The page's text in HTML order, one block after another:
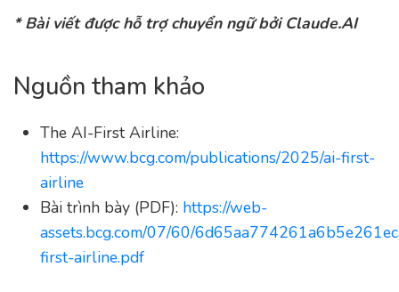
* Bài viết được hỗ trợ chuyển ngữ bởi Claude.AI
Nguồn tham khảo
The AI-First Airline:
https://www.bcg.com/publications/2025/ai-first-
airline
Bài trình bày (PDF): https://web-
assets.bcg.com/07/60/
first-airline.pdf